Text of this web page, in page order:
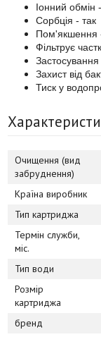
Іонний обмін
Сорбція - так
Пом'якшення
Фільтрує
Захист від
Тиск у
Очищення (вид
забруднення)
Країна виробник
Тип картриджа
Термін служби,
міс.
Тип води
Розмір
картриджа
бренд